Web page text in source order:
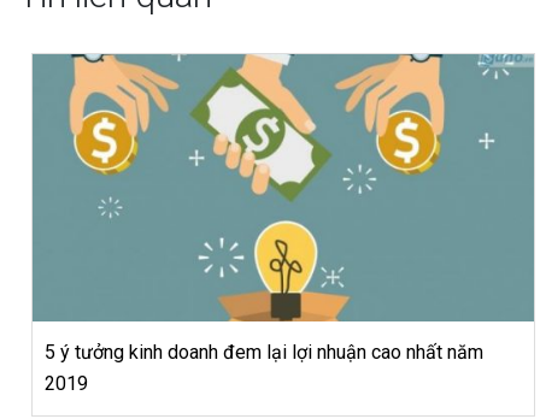
5 ý tưởng kinh doanh đem lại lợi nhuận cao nhất năm
2019